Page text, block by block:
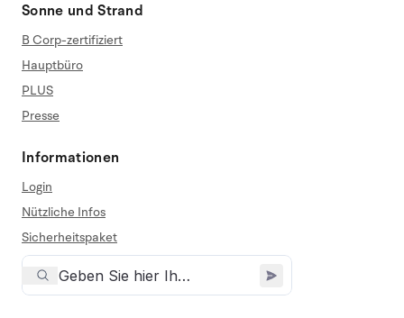
Sonne und Strand
B Corp-zertifiziert
Hauptbüro
PLUS
Presse
Informationen
Login
Nützliche Infos
Sicherheitspaket